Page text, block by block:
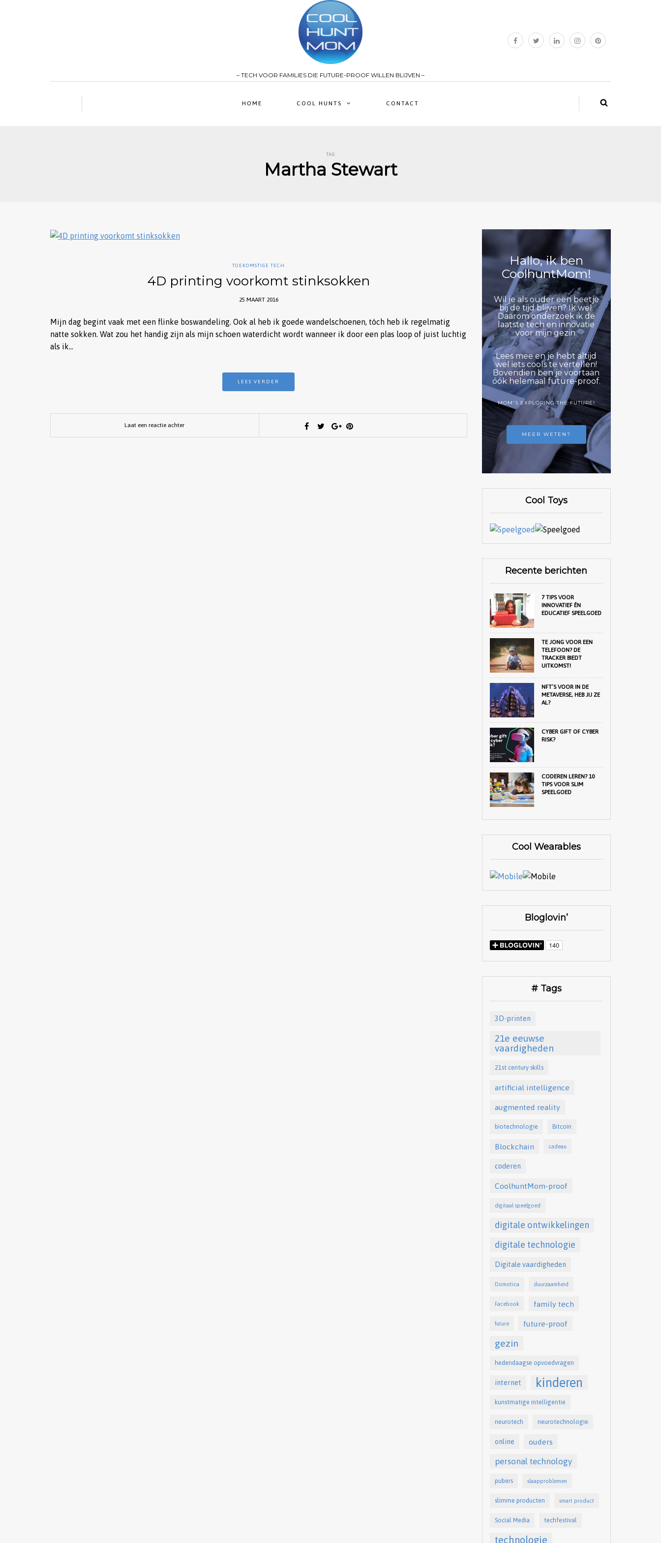
– TECH VOOR FAMILIES DIE FUTURE-PROOF WILLEN BLIJVEN –
HOME COOL HUNTS CONTACT
TAG
Martha Stewart
TOEKOMSTIGE TECH
4D printing voorkomt stinksokken
25 MAART 2016
Mijn dag begint vaak met een flinke boswandeling. Ook al heb ik goede wandelschoenen, tóch heb ik regelmatig
natte sokken. Wat zou het handig zijn als mijn schoen waterdicht wordt wanneer ik door een plas loop of juist luchtig
als ik…
LEES VERDER
Laat een reactie achter
Hallo, ik ben
CoolhuntMom!
Wil je als ouder een beetje
bij de tijd blijven? Ik wel.
Daarom onderzoek ik de
laatste tech en innovatie
voor mijn gezin.
Lees mee en je hebt altijd
wel iets cools te vertellen!
Bovendien ben je voortaan
óók helemaal future-proof.
MOM'S EXPLORING THE FUTURE!
MEER WETEN?
Cool Toys
Recente berichten
7 TIPS VOOR
INNOVATIEF ÉN
EDUCATIEF SPEELGOED
TE JONG VOOR EEN
TELEFOON? DE
TRACKER BIEDT
UITKOMST!
NFT’S VOOR IN DE
METAVERSE, HEB JIJ ZE
AL?
CYBER GIFT OF CYBER
RISK?
CODEREN LEREN? 10
TIPS VOOR SLIM
SPEELGOED
Cool Wearables
Bloglovin’
# Tags
3D-printen
21e eeuwse
vaardigheden
21st century skills
artificial intelligence
augmented reality
biotechnologie Bitcoin
Blockchain cadeau
coderen
CoolhuntMom-proof
digitaal speelgoed
digitale ontwikkelingen
digitale technologie
Digitale vaardigheden
Domotica duurzaamheid
Facebook family tech
future future-proof
gezin
hedendaagse opvoedvragen
internet kinderen
kunstmatige intelligentie
neurotech neurotechnologie
online ouders
personal technology
pubers slaapproblemen
slimme producten smart product
Social Media techfestival
technologie